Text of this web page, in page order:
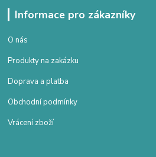
Informace pro zákazníky
O nás
Produkty na zakázku
Doprava a platba
Obchodní podmínky
Vrácení zboží